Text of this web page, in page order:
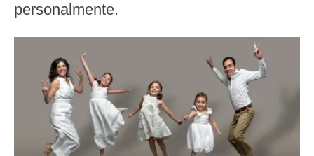
personalmente.